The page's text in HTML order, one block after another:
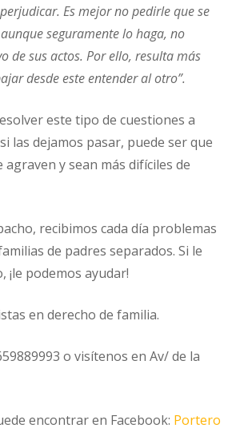
Es mejor no pedirle que se
seguramente lo haga, no
de sus actos. Por ello, resulta más
desde este entender al otro”.
este tipo de cuestiones a
las dejamos pasar, puede ser que
agraven y sean más difíciles de
recibimos cada día problemas
de padres separados. Si le
¡le podemos ayudar!
en derecho de familia.
o visítenos en Av/ de la
encontrar en Facebook: Portero